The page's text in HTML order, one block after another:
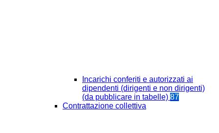
Incarichi conferiti e autorizzati ai
dipendenti (dirigenti e non dirigenti)
(da pubblicare in tabelle) 87
Contrattazione collettiva